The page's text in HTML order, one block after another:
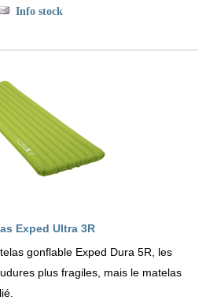
Info stock
Exped Ultra 3R
gonflable Exped Dura 5R, les
plus fragiles, mais le matelas